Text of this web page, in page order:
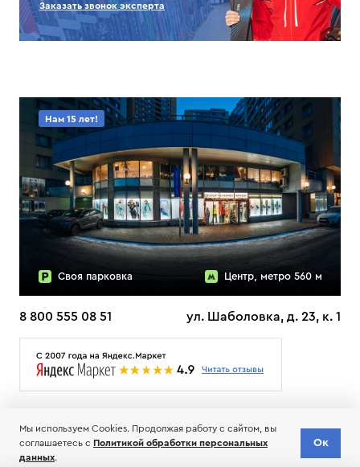
Заказать звонок эксперта
Нам 15 лет!
Своя парковка Центр, метро 560 м
8 800 555 08 51 ул. Шаболовка, д. 23, к. 1
Мы используем Cookies. Продолжая работу с сайтом, вы
соглашаетесь с Политикой обработки персональных
данных.
Ок